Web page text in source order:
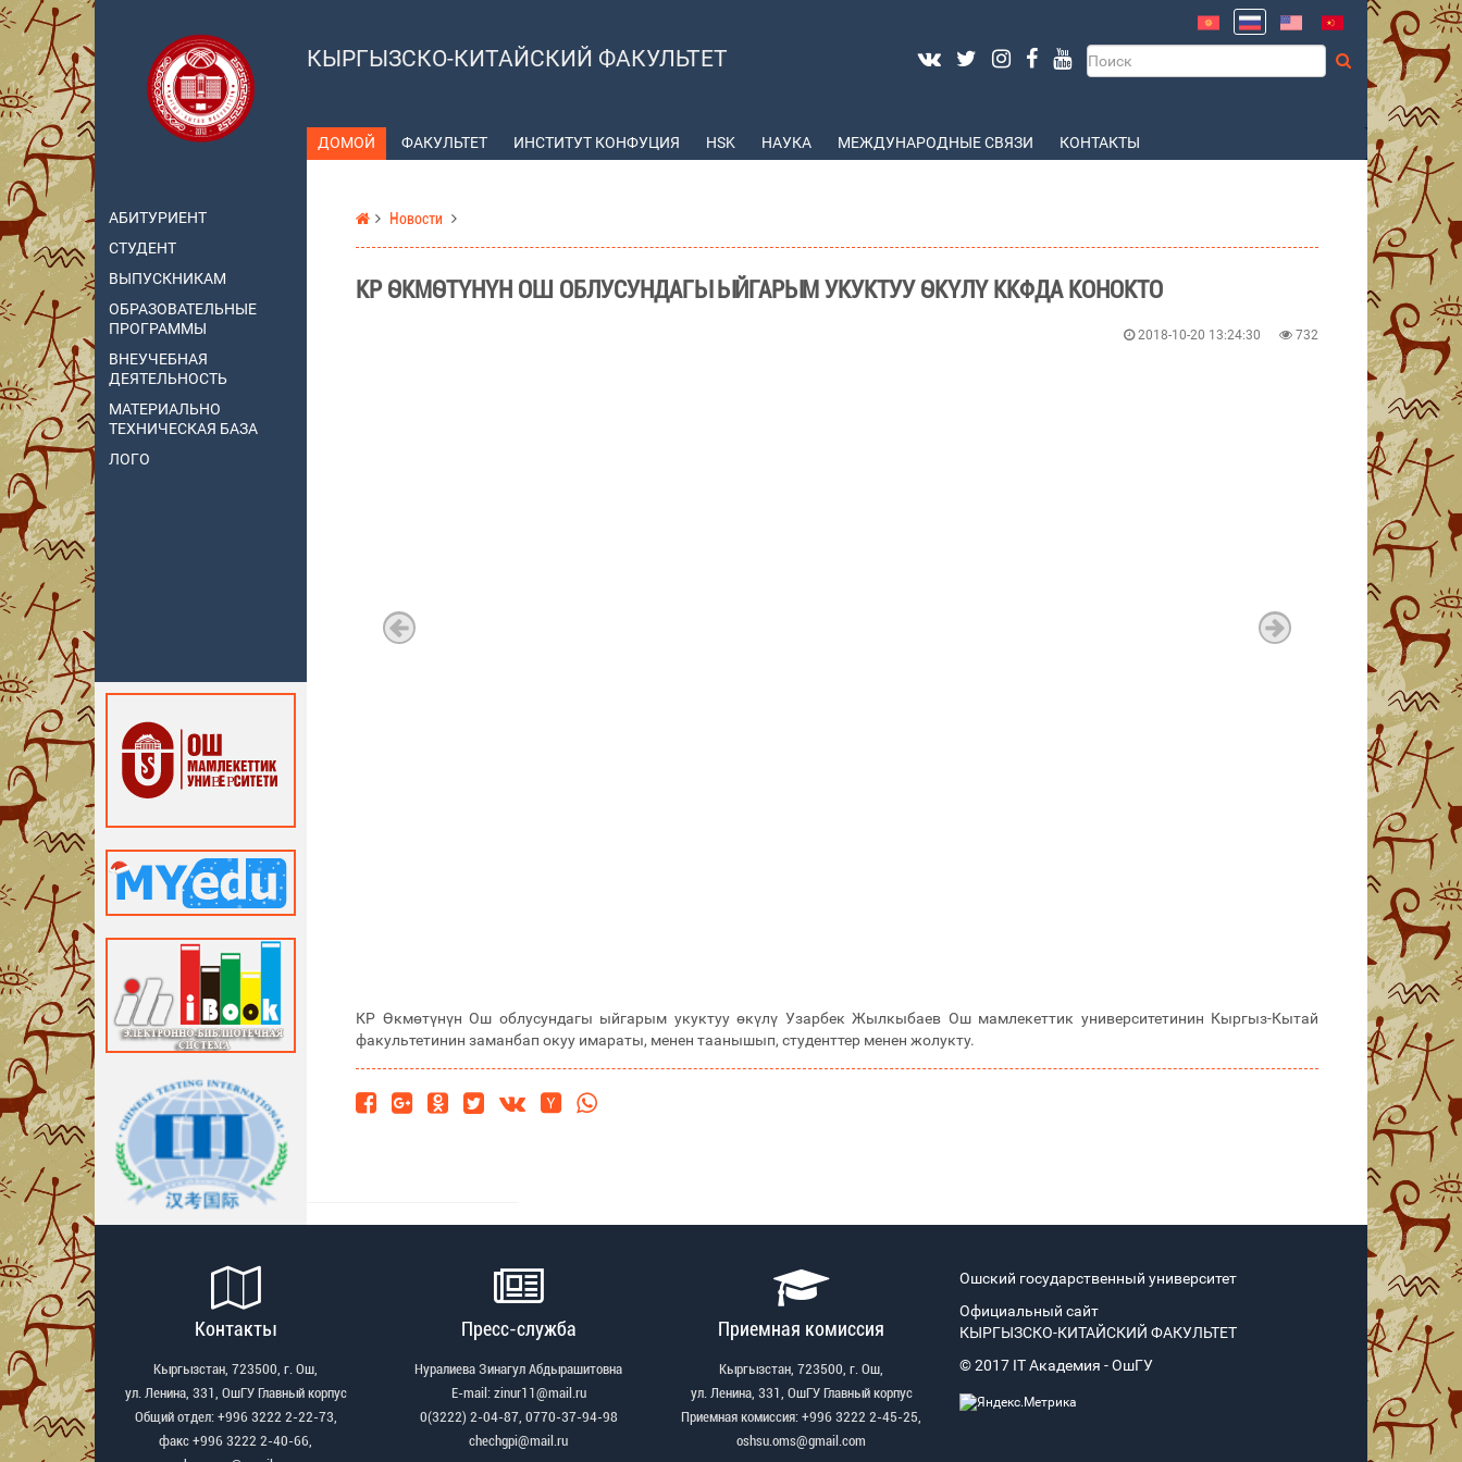
КЫРГЫЗСКО-КИТАЙСКИЙ ФАКУЛЬТЕТ
ДОМОЙ ФАКУЛЬТЕТ ИНСТИТУТ КОНФУЦИЯ HSK НАУКА МЕЖДУНАРОДНЫЕ СВЯЗИ КОНТАКТЫ
АБИТУРИЕНТ
СТУДЕНТ
ВЫПУСКНИКАМ
ОБРАЗОВАТЕЛЬНЫЕ
ПРОГРАММЫ
ВНЕУЧЕБНАЯ
ДЕЯТЕЛЬНОСТЬ
МАТЕРИАЛЬНО
ТЕХНИЧЕСКАЯ БАЗА
ЛОГО
Новости
КР ӨКМӨТҮНҮН ОШ ОБЛУСУНДАГЫ ЫЙГАРЫМ УКУКТУУ ӨКҮЛҮ ККФДА КОНОКТО
2018-10-20 13:24:30 732
КР Өкмөтүнүн Ош облусундагы ыйгарым укуктуу өкүлү Узарбек Жылкыбаев Ош мамлекеттик университетинин Кыргыз-Кытай
факультетинин заманбап окуу имараты, менен таанышып, студенттер менен жолукту.
Контакты
Кыргызстан, 723500, г. Ош,
ул. Ленина, 331, ОшГУ Главный корпус
Общий отдел: +996 3222 2-22-73,
факс +996 3222 2-40-66,
Пресс-служба
Нуралиева Зинагул Абдырашитовна
Е-mail: zinur11@mail.ru
0(3222) 2-04-87, 0770-37-94-98
chechgpi@mail.ru
Приемная комиссия
Кыргызстан, 723500, г. Ош,
ул. Ленина, 331, ОшГУ Главный корпус
Приемная комиссия: +996 3222 2-45-25,
oshsu.oms@gmail.com
Ошский государственный университет
Официальный сайт
КЫРГЫЗСКО-КИТАЙСКИЙ ФАКУЛЬТЕТ
© 2017 IT Академия - OшГУ